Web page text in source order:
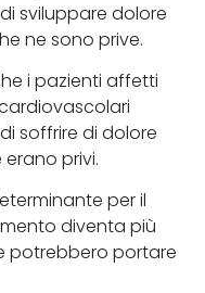
sviluppare dolore
ne sono prive.
i pazienti affetti
soffrire di dolore
privi.
per il
diventa più
potrebbero portare